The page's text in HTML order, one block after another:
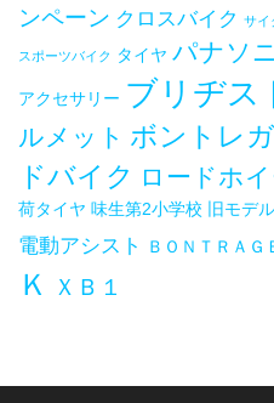
ンペーン クロスバイク サイ
スポーツバイク タイヤ パナソ
アクセサリー ブリヂス
ルメット ボントレ
ドバイク ロードホ
荷タイヤ 味生第2小学校 旧モデ
電動アシスト ＢＯＮＴＲＡＧ
Ｋ
ＸＢ１